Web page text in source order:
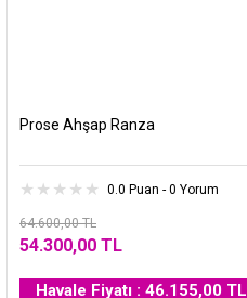
Prose Ahşap Ranza
0.0 Puan - 0 Yorum
64.600,00 TL
54.300,00 TL
Havale Fiyatı : 46.155,00 TL